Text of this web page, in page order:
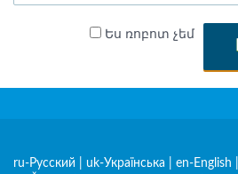
Ես ռոբոտ չեմ
ru-Русский uk-Українська en-English